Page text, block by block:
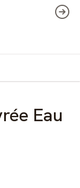
Eau